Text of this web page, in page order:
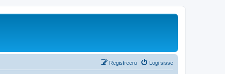
Logi sisse
Registreeru